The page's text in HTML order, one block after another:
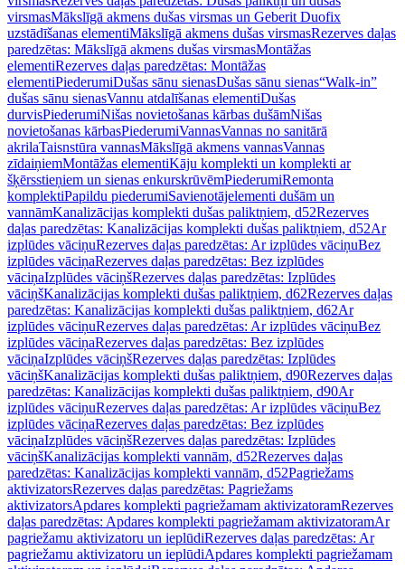
virsmasMākslīgā akmens dušas virsmas un Geberit Duofix
uzstādīšanas elementiMākslīgā akmens dušas virsmasRezerves daļas
paredzētas: Mākslīgā akmens dušas virsmasMontāžas
elementiRezerves daļas paredzētas: Montāžas
elementiPiederumiDušas sānu sienasDušas sānu sienas“Walk-in”
dušas sānu sienasVannu atdalīšanas elementiDušas
durvisPiederumiNišas novietošanas kārbas dušāmNišas
novietošanas kārbasPiederumiVannasVannas no sanitārā
akrilaTaisnstūra vannasMākslīgā akmens vannasVannas
zīdaiņiemMontāžas elementiKāju komplekti un komplekti ar
šķērsstieņiem un sienas enkurskrūvēmPiederumiRemonta
komplektiPapildu piederumiSavienotājelementi dušām un
vannāmKanalizācijas komplekti dušas paliktņiem, d52Rezerves
daļas paredzētas: Kanalizācijas komplekti dušas paliktņiem, d52Ar
izplūdes vāciņuRezerves daļas paredzētas: Ar izplūdes vāciņuBez
izplūdes vāciņaRezerves daļas paredzētas: Bez izplūdes
vāciņaIzplūdes vāciņšRezerves daļas paredzētas: Izplūdes
vāciņšKanalizācijas komplekti dušas paliktņiem, d62Rezerves daļas
paredzētas: Kanalizācijas komplekti dušas paliktņiem, d62Ar
izplūdes vāciņuRezerves daļas paredzētas: Ar izplūdes vāciņuBez
izplūdes vāciņaRezerves daļas paredzētas: Bez izplūdes
vāciņaIzplūdes vāciņšRezerves daļas paredzētas: Izplūdes
vāciņšKanalizācijas komplekti dušas paliktņiem, d90Rezerves daļas
paredzētas: Kanalizācijas komplekti dušas paliktņiem, d90Ar
izplūdes vāciņuRezerves daļas paredzētas: Ar izplūdes vāciņuBez
izplūdes vāciņaRezerves daļas paredzētas: Bez izplūdes
vāciņaIzplūdes vāciņšRezerves daļas paredzētas: Izplūdes
vāciņšKanalizācijas komplekti vannām, d52Rezerves daļas
paredzētas: Kanalizācijas komplekti vannām, d52Pagriežams
aktivizatorsRezerves daļas paredzētas: Pagriežams
aktivizatorsApdares komplekti pagriežamam aktivizatoramRezerves
daļas paredzētas: Apdares komplekti pagriežamam aktivizatoramAr
pagriežamu aktivizatoru un ieplūdiRezerves daļas paredzētas: Ar
pagriežamu aktivizatoru un ieplūdiApdares komplekti pagriežamam